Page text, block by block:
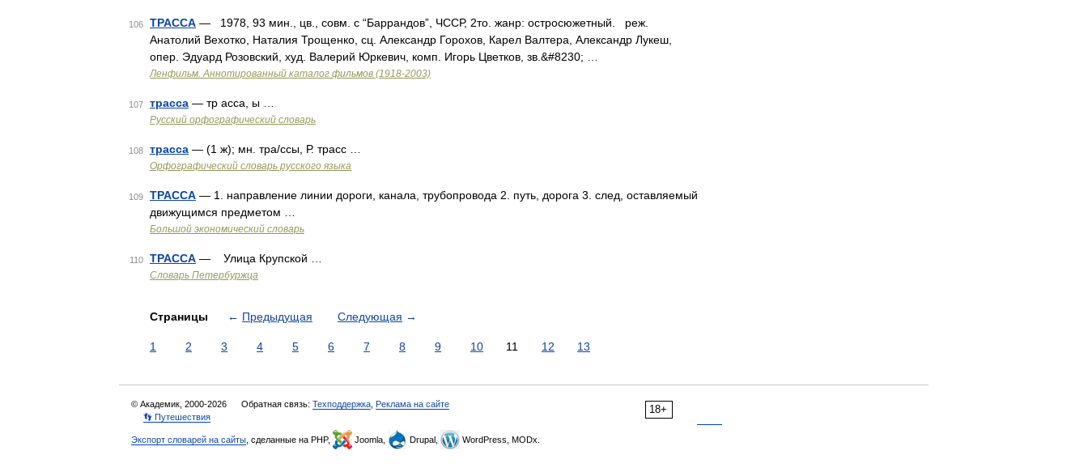
106 ТРАССА — 1978, 93 мин., цв., совм. с “Баррандов”, ЧССР, 2то. жанр: остросюжетный. реж.
Анатолий Вехотко, Наталия Трощенко, сц. Александр Горохов, Карел Валтера, Александр Лукеш,
опер. Эдуард Розовский, худ. Валерий Юркевич, комп. Игорь Цветков, зв.&#8230; …
Ленфильм. Аннотированный каталог фильмов (1918-2003)
107 трасса — тр асса, ы …
Русский орфографический словарь
108 трасса — (1 ж); мн. тра/ссы, Р. трасс …
Орфографический словарь русского языка
109 ТРАССА — 1. направление линии дороги, канала, трубопровода 2. путь, дорога 3. след, оставляемый
движущимся предметом …
Большой экономический словарь
110 ТРАССА — Улица Крупской …
Словарь Петербуржца
Страницы ← Предыдущая Следующая →
1 2 3 4 5 6 7 8 9 10 11 12 13
18+
© Академик, 2000-2026 Обратная связь: Техподдержка Реклама на сайте
👣 Путешествия
Экспорт словарей на сайты , сделанные на PHP, Joomla, Drupal, WordPress, MODx.